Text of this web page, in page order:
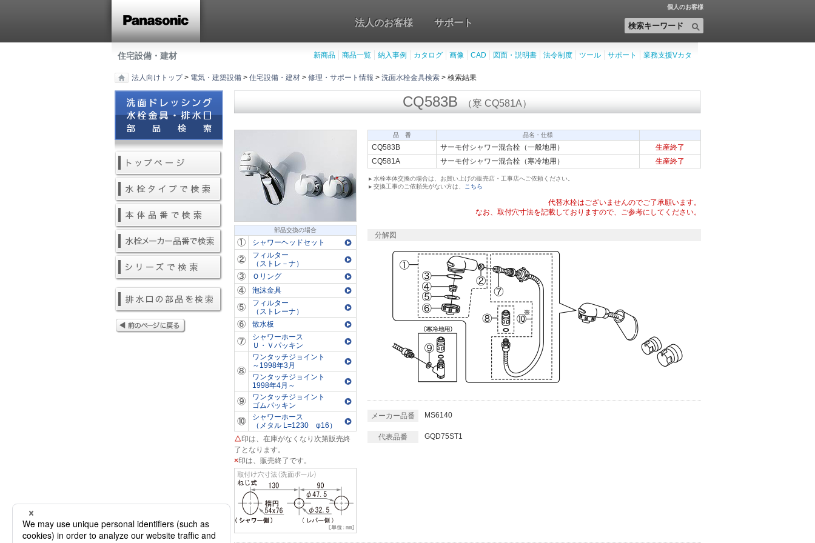
個人のお客様
法人のお客様 サポート
住宅設備・建材 新商品 商品一覧 納入事例 カタログ 画像 CAD 図面・説明書 法令制度 ツール サポート 業務支援Vカタ
法人向けトップ> 電気・建築設備> 住宅設備・建材> 修理・サポート情報 > 洗面水栓金具検索> 検索結果
CQ583B （寒 CQ581A）
部品交換の場合
シャワーヘッドセット
フィルター
（ストレ－ナ）
Ｏリング
泡沫金具
フィルター
（ストレーナ）
散水板
シャワーホース
Ｕ・Ｖパッキン
ワンタッチジョイント
～1998年3月
ワンタッチジョイント
1998年4月～
ワンタッチジョイント
ゴムパッキン
シャワーホース
（メタル L=1230 φ16）
△印は、在庫がなくなり次第販売終
了となります。
×印は、販売終了です。
品 番 品名・仕様
CQ583B サーモ付シャワー混合栓（一般地用）
生産終了
CQ581A
サーモ付シャワー混合栓（寒冷地用） 生産終了
水栓本体交換の場合は、お買い上げの販売店・工事店へご依頼ください。
交換工事のご依頼先がない方は、
こちら
代替水栓はございませんのでご了承願います。
なお、取付穴寸法を記載しておりますので、ご参考にしてください。
分解図
メーカー品番 MS6140
代表品番 GQD75ST1